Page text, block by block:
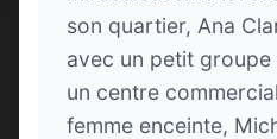
son quartier, Ana
avec un petit
un centre
femme enceinte,